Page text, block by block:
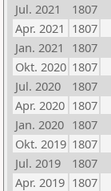
Jul. 2021
1807
Apr. 2021 1807
Jan. 2021
1807
Okt. 2020 1807
Jul. 2020
1807
Apr. 2020 1807
Jan. 2020 1807
Okt. 2019 1807
Jul. 2019
1807
Apr. 2019 1807